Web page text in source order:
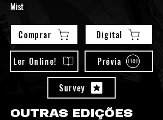
Mist
Comprar Digital
Ler Online! Prévia F REE
Survey
OUTRAS EDIÇÕES